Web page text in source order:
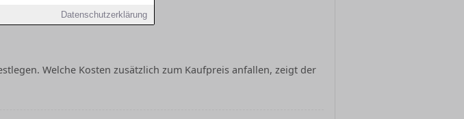
Datenschutzerklärung
Wohnung
Welche Kosten zusätzlich zum Kaufpreis anfallen, zeigt der